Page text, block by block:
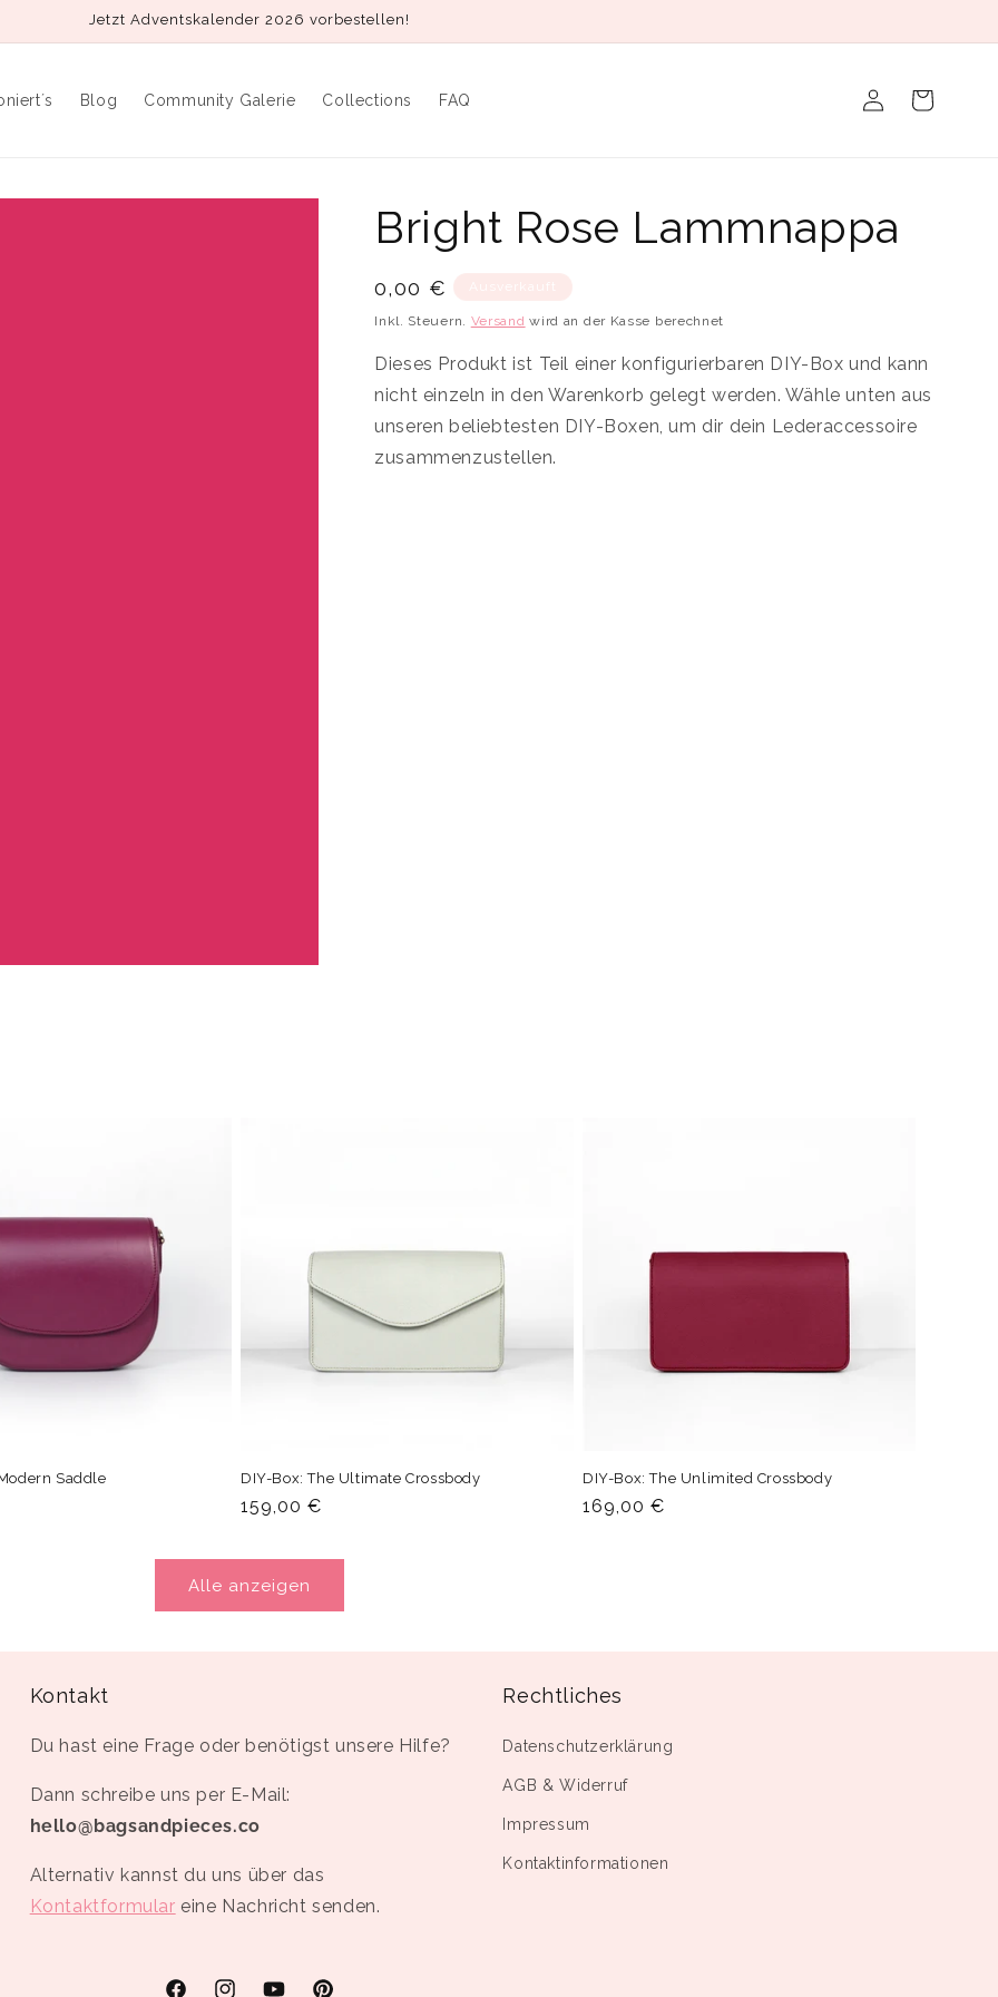
Jetzt Adventskalender 2026 vorbestellen!
Blog Community Galerie Collections FAQ EinloggenWarenkorb
Bright Rose Lammnappa
Normaler
Preis
0,00 €
Inkl. Steuern. Versand wird an der Kasse berechnet
Dieses Produkt ist Teil einer konfigurierbaren DIY-Box und kann
nicht einzeln in den Warenkorb gelegt werden. Wähle unten aus
unseren beliebtesten DIY-Boxen, um dir dein Lederaccessoire
zusammenzustellen.
Saddle DIY-Box: The Ultimate Crossbody
Normaler
159,00 €
DIY-Box: The Unlimited Crossbody
Normaler
169,00 €
Alle anzeigen
Kontakt
Du hast eine Frage oder benötigst unsere Hilfe?
Dann schreibe uns per E-Mail:
hello@bagsandpieces.co
Alternativ kannst du uns über das
Kontaktformular eine Nachricht senden.
Rechtliches
Datenschutzerklärung
AGB & Widerruf
Impressum
Kontaktinformationen